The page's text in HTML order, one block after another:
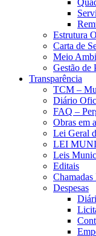
Estrutura
Carta de
Meio
Gestão de
Transparência
TCM –
Diário
FAQ –
Obras em
Lei Geral
LEI
Leis
Editais
Chamadas
Despesas